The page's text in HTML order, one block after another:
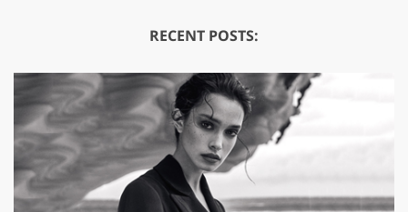
RECENT POSTS: